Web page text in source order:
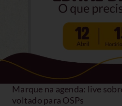
Marque na agenda: live
voltado para OSPs